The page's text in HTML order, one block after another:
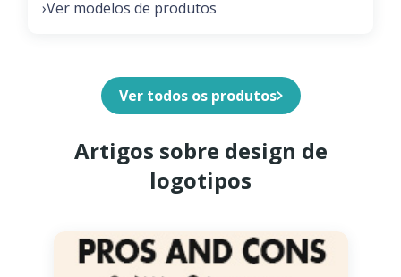
›Ver modelos de produtos
Ver todos os produtos
Artigos sobre design de
logotipos